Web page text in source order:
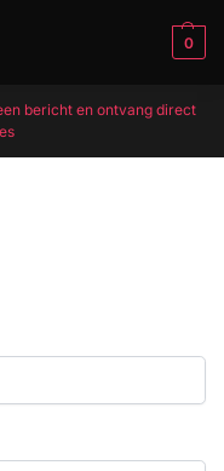
0
bericht en ontvang direct